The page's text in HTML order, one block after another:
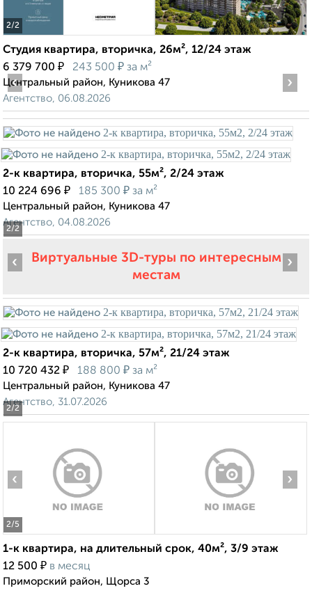
2/2
Студия квартира, вторичка, 26м², 12/24 этаж
6 379 700 ₽ 243 500 ₽ за м²
Центральный район, Куникова 47
Агентство, 06.08.2026
2/2
‹ ›
2-к квартира, вторичка, 55м², 2/24 этаж
10 224 696 ₽ 185 300 ₽ за м²
Центральный район, Куникова 47
Агентство, 04.08.2026
Виртуальные 3D-туры по интересным
местам
2/2
‹ ›
2-к квартира, вторичка, 57м², 21/24 этаж
10 720 432 ₽ 188 800 ₽ за м²
Центральный район, Куникова 47
Агентство, 31.07.2026
2/5
‹ ›
1-к квартира, на длительный срок, 40м², 3/9 этаж
12 500 ₽ в месяц
Приморский район, Щорса 3